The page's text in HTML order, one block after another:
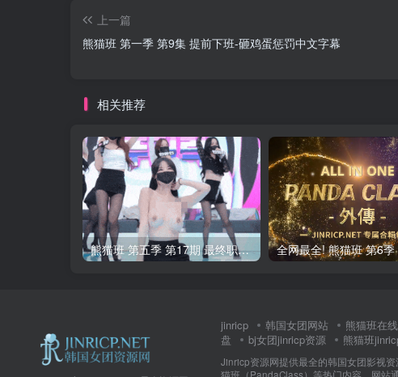
上一篇
熊猫班 第一季 第9集 提前下班-砸鸡蛋惩罚中文字幕
相关推荐
熊猫班 第五季 第17期 最终职级赛&完结
jinricp 韩国女团网站 熊猫班在
盘
bj女团jinricp资源 熊猫班
Jinricp资源网提供最全的韩国女团影视
猫班（PandaClass）等热门内容。网站